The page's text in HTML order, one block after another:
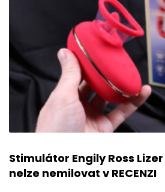
Stimulátor Engily Ross
nelze nemilovat v RECENZI